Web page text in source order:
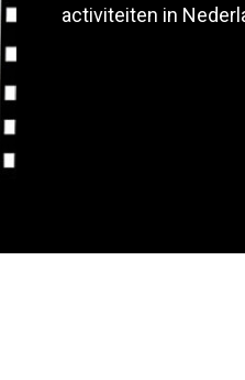
activiteiten in